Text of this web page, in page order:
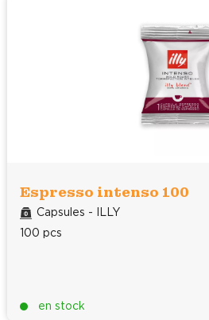
Espresso intenso 100
Capsules - ILLY
100 pcs
en stock